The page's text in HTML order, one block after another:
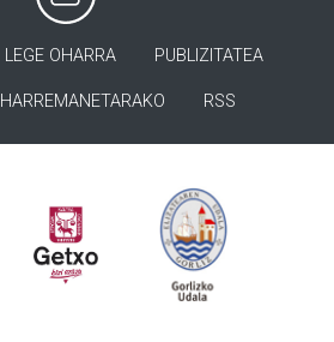
LEGE OHARRA PUBLIZITATEA
HARREMANETARAKO RSS